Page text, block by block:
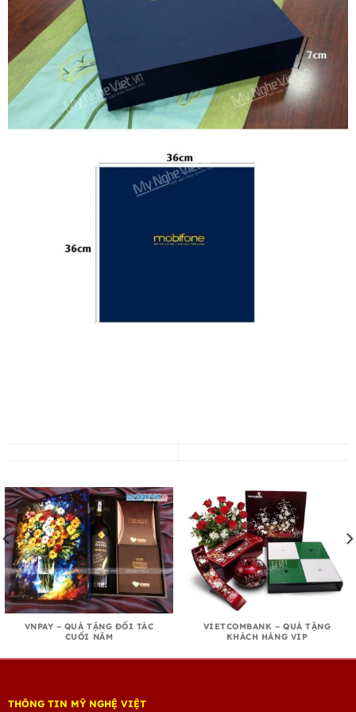
VNPAY – QUÀ TẶNG ĐỐI TÁC
CUỐI NĂM
VIETCOMBANK – QUÀ TẶNG
KHÁCH HÀNG VIP
THÔNG TIN MỸ NGHỆ VIỆT